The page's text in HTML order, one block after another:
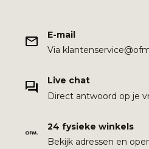
E-mail
Via
Live chat
Direct antwoord op je
24 fysieke winkels
Bekijk adressen en